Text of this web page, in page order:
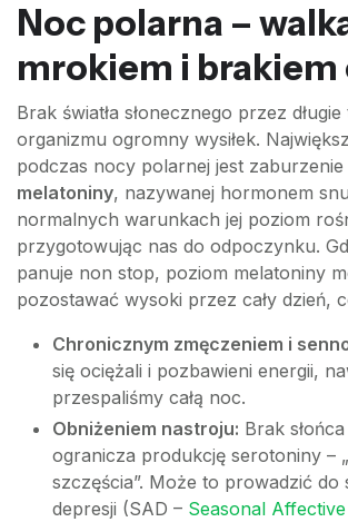
Noc polarna –
mrokiem i brakiem
Brak światła słonecznego przez
organizmu ogromny wysiłek.
podczas nocy polarnej jest
melatoniny, nazywanej hormonem
normalnych warunkach jej poziom
przygotowując nas do odpoczynku.
panuje non stop, poziom melatoniny
pozostawać wysoki przez cały dzień,
Chronicznym zmęczeniem i
się ociężali i pozbawieni energii,
przespaliśmy całą noc.
Obniżeniem nastroju: Brak
ogranicza produkcję serotoniny –
szczęścia”. Może to prowadzić do
depresji (SAD – Seasonal